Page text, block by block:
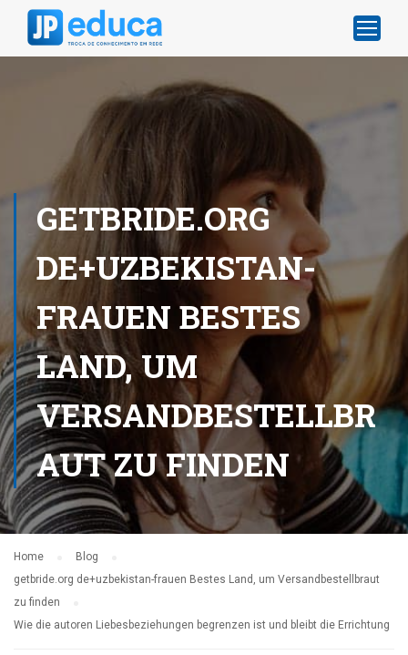
GETBRIDE.ORG
DE+UZBEKISTAN-
FRAUEN BESTES
LAND, UM
VERSANDBESTELLBR
AUT ZU FINDEN
Home
Blog
getbride.org de+uzbekistan-frauen Bestes Land, um Versandbestellbraut
zu finden
Wie die autoren Liebesbeziehungen begrenzen ist und bleibt die Errichtung